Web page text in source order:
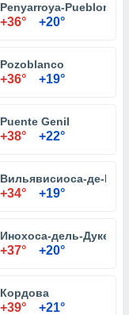
Penyarroya-
+36° +20°
Pozoblanco
+36° +19°
Puente Genil
+38° +22°
Вильявисиоса-де-
+34° +19°
Инохоса-дель-Дуке
+37° +20°
Кордова
+39° +21°